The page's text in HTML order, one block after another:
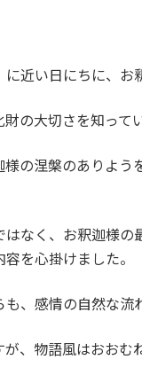
近い日にちに、
の大切さを知って
の涅槃のありよう
なく、お釈迦様
を心掛けました。
、感情の自然な流
、物語風はおおむ